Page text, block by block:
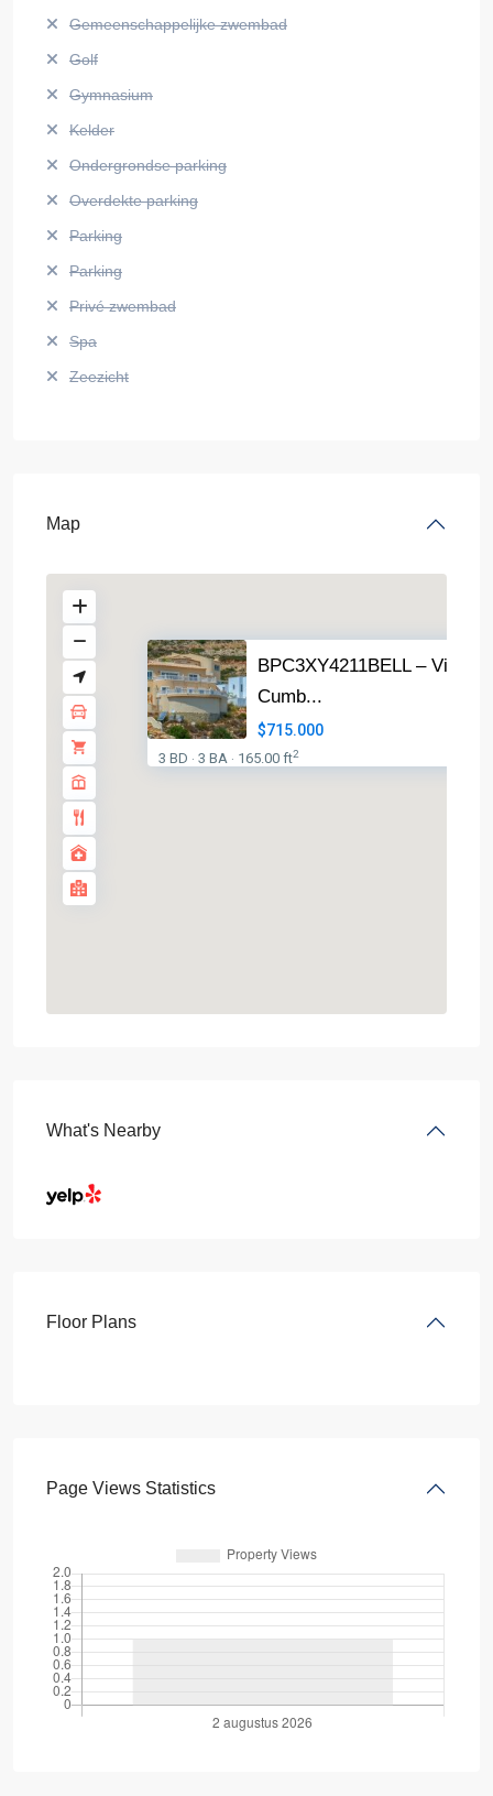
Gemeenschappelijke zwembad
Golf
Gymnasium
Kelder
Ondergrondse parking
Overdekte parking
Parking
Parking
Privé zwembad
Spa
Zeezicht
Map
BPC3XY4211BELL – Villa in
Cumb...
$715.000
3 BD · 3 BA · 165.00 ft2
What's Nearby
Floor Plans
Page Views Statistics